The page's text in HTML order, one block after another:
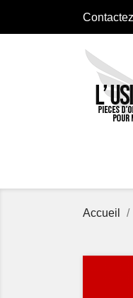
Accueil